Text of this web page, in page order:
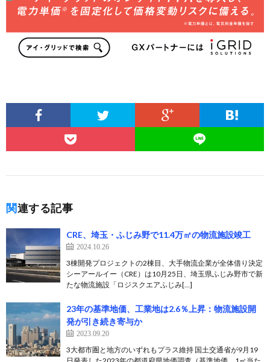
関連する記事
CRE、埼玉・ふじみ野で11.4万㎡の物流施設竣工
2024.10.26
3棟開発プロジェクトの2棟目、大手物流企業が全体借り決定
シーアールイー（CRE）は10月25日、埼玉県ふじみ野市で新
たな物流施設「ロジスクエアふじみ[…]
23年の基準地価、工業地は2.6％上昇：物流施設開
発が引き続き寄与か
2023.09.20
3大都市圏と地方のいずれもプラス維持 国土交通省が9月19